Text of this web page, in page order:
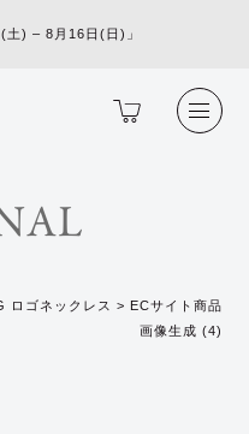
) – 8月16日(日)」
ロゴネックレス > ECサイト商品
画像生成 (4)